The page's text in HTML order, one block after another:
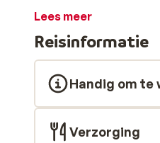
feesten in een
Mountain Stage pass,
Nigritelles A & B is
piste te starten. Geen
kamerappartementen
eenvoudig maar knus
Lees meer
Reisinformatie
Handig om te
Verzorging